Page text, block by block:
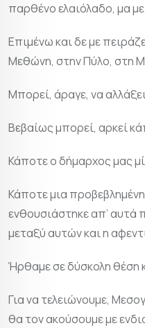
παρθένο ελαιόλαδο, μα
Επιμένω και δε με
Μεθώνη, στην Πύλο, στη
Μπορεί, άραγε, να
Βεβαίως μπορεί, αρκεί
Κάποτε ο δήμαρχος μας
Κάποτε μια
ενθουσιάστηκε απ’ αυτά
μεταξύ αυτών και η
Ήρθαμε σε δύσκολη θέση
Για να τελειώνουμε,
θα τον ακούσουμε με